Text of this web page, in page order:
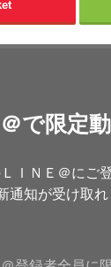
で限定
ＩＮＥ＠にご
通知が受け取れ